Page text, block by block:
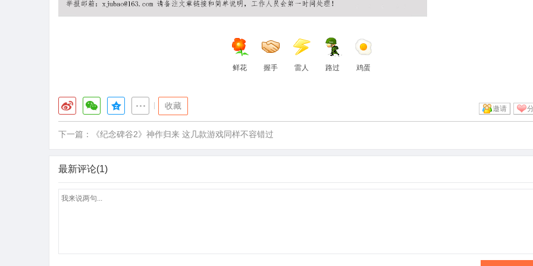
鲜花 握手 雷人 路过 鸡蛋
收藏 邀请
下一篇： 《纪念碑谷2》神作归来 这几款游戏同样不容错过
最新评论(1)